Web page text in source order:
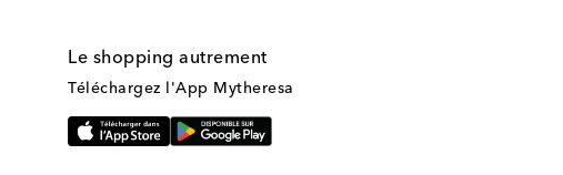
Le shopping autrement
Téléchargez l'App Mytheresa